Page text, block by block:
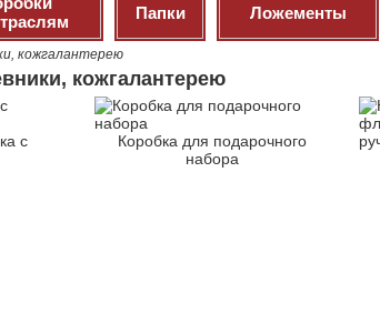
Папки Ложементы
кожгалантерею
кожгалантерею
с
Коробка для подарочного
набора